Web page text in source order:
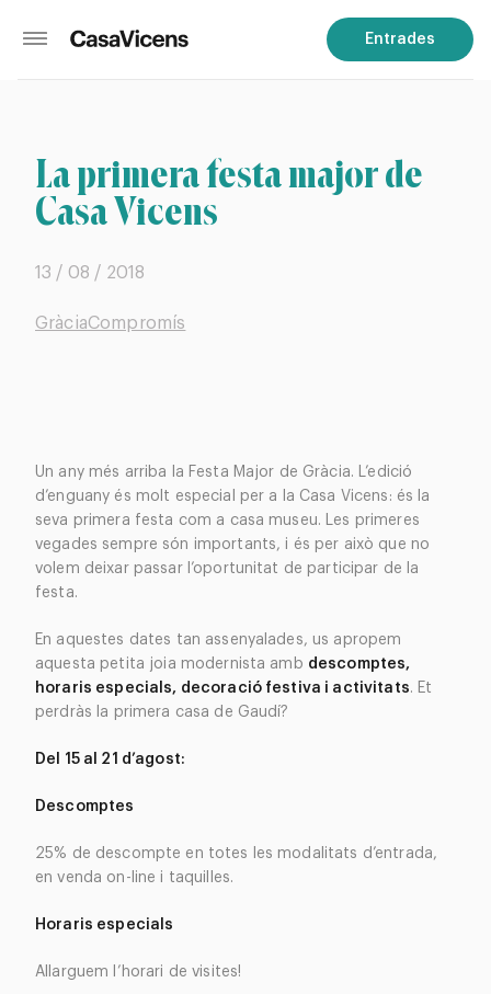
Entrades
La primera festa major de
Casa Vicens
13 / 08 / 2018
GràciaCompromís
Un any més arriba la Festa Major de Gràcia. L’edició
d’enguany és molt especial per a la Casa Vicens: és la
seva primera festa com a casa museu. Les primeres
vegades sempre són importants, i és per això que no
volem deixar passar l’oportunitat de participar de la
festa.
En aquestes dates tan assenyalades, us apropem
aquesta petita joia modernista amb descomptes,
horaris especials, decoració festiva i activitats. Et
perdràs la primera casa de Gaudí?
Del 15 al 21 d’agost:
Descomptes
25% de descompte en totes les modalitats d’entrada,
en venda on-line i taquilles.
Horaris especials
Allarguem l’horari de visites!